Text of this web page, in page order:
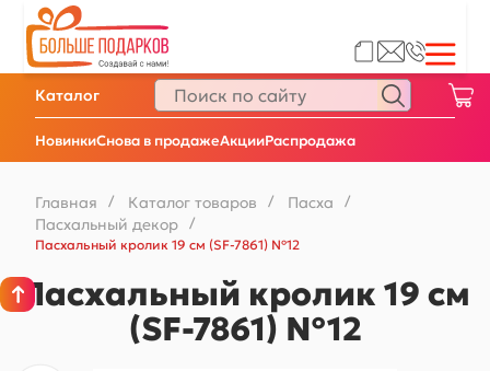
НовинкиСнова в продажеАкцииРаспродажа
Каталог
Главная / Каталог товаров / Пасха /
Пасхальный декор
/
Пасхальный кролик 19 см (SF-7861) №12
Пасхальный кролик 19 см
(SF-7861) №12